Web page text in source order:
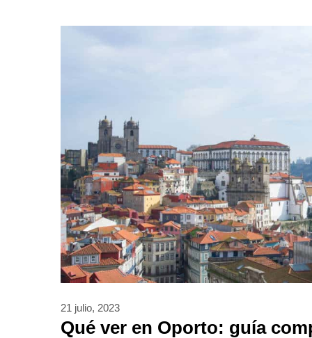
Qué ver en Oporto: guía
21 julio, 2023